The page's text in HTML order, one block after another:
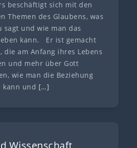
beschäftigt sich mit den
Themen des Glaubens, was
sagt und wie man das
kann. Er ist gemacht
die am Anfang ihres Lebens
und mehr über Gott
wie man die Beziehung
kann und […]
Wissenschaft